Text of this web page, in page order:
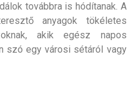
továbbra is hódítanak. A
anyagok tökéletes
akik egész napos
szó egy városi sétáról vagy